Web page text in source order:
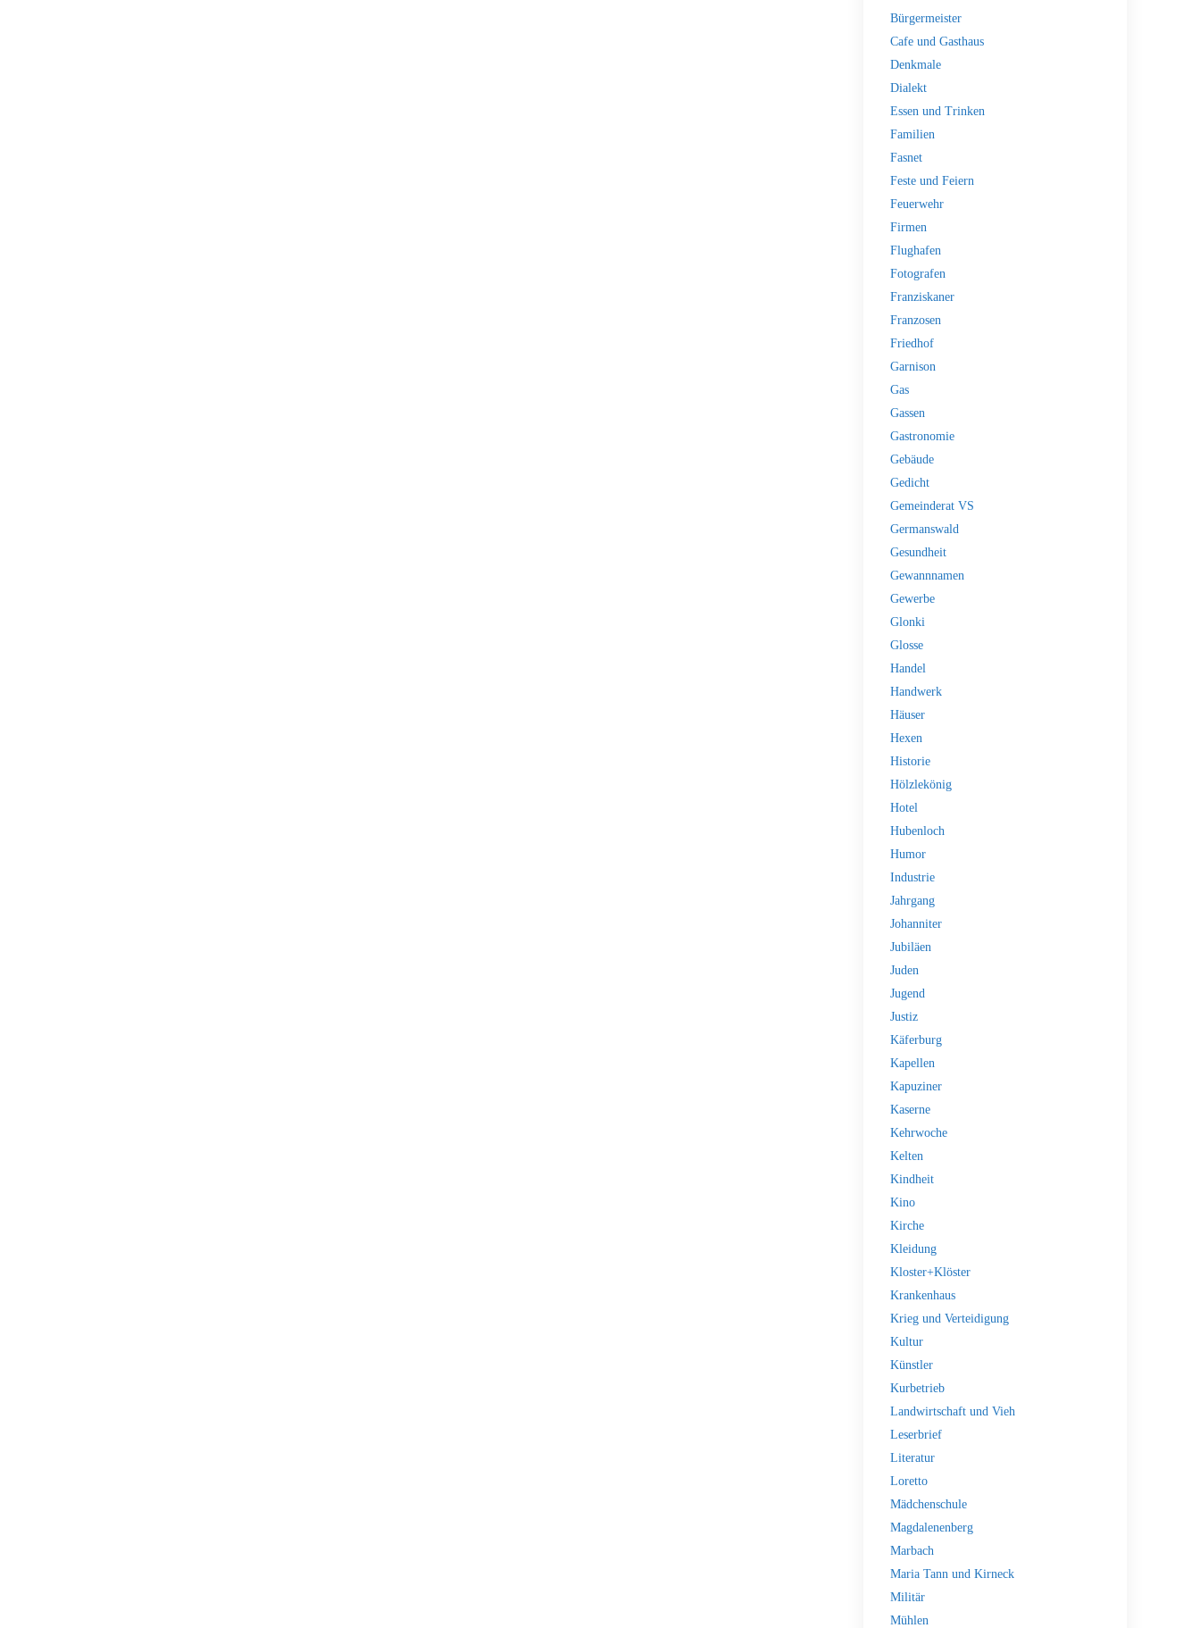
Bürgermeister
Cafe und Gasthaus
Denkmale
Dialekt
Essen und Trinken
Familien
Fasnet
Feste und Feiern
Feuerwehr
Firmen
Flughafen
Fotografen
Franziskaner
Franzosen
Friedhof
Garnison
Gas
Gassen
Gastronomie
Gebäude
Gedicht
Gemeinderat VS
Germanswald
Gesundheit
Gewannnamen
Gewerbe
Glonki
Glosse
Handel
Handwerk
Häuser
Hexen
Historie
Hölzlekönig
Hotel
Hubenloch
Humor
Industrie
Jahrgang
Johanniter
Jubiläen
Juden
Jugend
Justiz
Käferburg
Kapellen
Kapuziner
Kaserne
Kehrwoche
Kelten
Kindheit
Kino
Kirche
Kleidung
Kloster+Klöster
Krankenhaus
Krieg und Verteidigung
Kultur
Künstler
Kurbetrieb
Landwirtschaft und Vieh
Leserbrief
Literatur
Loretto
Mädchenschule
Magdalenenberg
Marbach
Maria Tann und Kirneck
Militär
Mühlen